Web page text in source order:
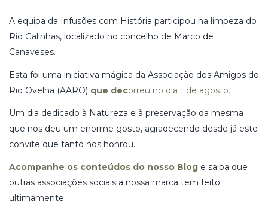
A equipa da Infusões com História participou na limpeza do
Rio Galinhas, localizado no concelho de Marco de
Canaveses.
Esta foi uma iniciativa mágica da Associação dos Amigos do
Rio Ovelha (AARO) que decorreu no dia 1 de agosto.
Um dia dedicado à Natureza e à preservação da mesma
que nos deu um enorme gosto, agradecendo desde já este
convite que tanto nos honrou.
Acompanhe os conteúdos do nosso Blog e saiba que
outras associações sociais a nossa marca tem feito
ultimamente.